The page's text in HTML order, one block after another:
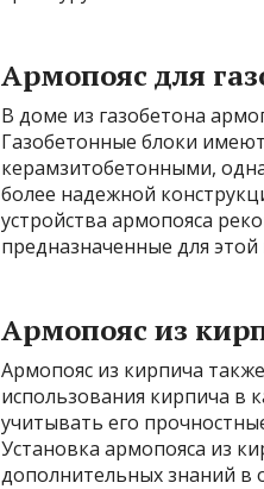
Армопояс для
В доме из газобетона
Газобетонные блоки
керамзитобетонными,
более надежной
устройства армопояса
предназначенные для этой
Армопояс из
Армопояс из кирпича
использования кирпича в
учитывать его
Установка армопояса из
дополнительных знаний в